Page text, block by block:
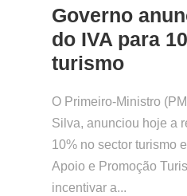
Governo
do IVA para
turismo
O Primeiro-Ministro
Silva, anunciou hoje a
10% no sector turismo
Apoio e Promoção
incentivar a...